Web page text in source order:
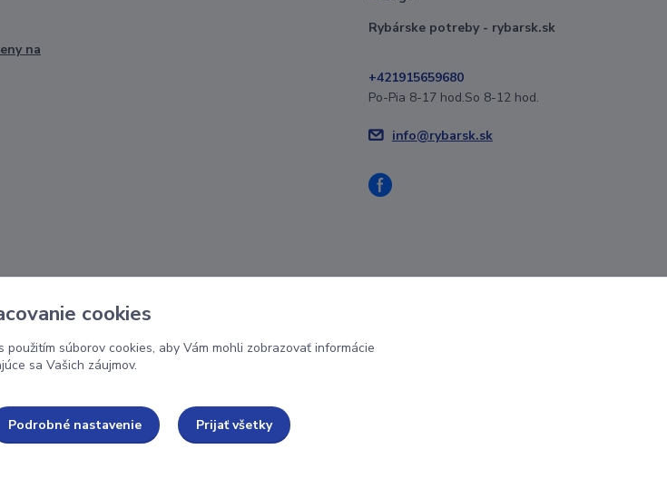
Rybárske potreby - rybarsk.sk
+421915659680
Po-Pia 8-17 hod.So 8-12 hod.
info@rybarsk.sk
cookies
s použitím súborov cookies, aby Vám mohli zobrazovať informácie
sa Vašich záujmov.
Podrobné nastavenie Prijať všetky